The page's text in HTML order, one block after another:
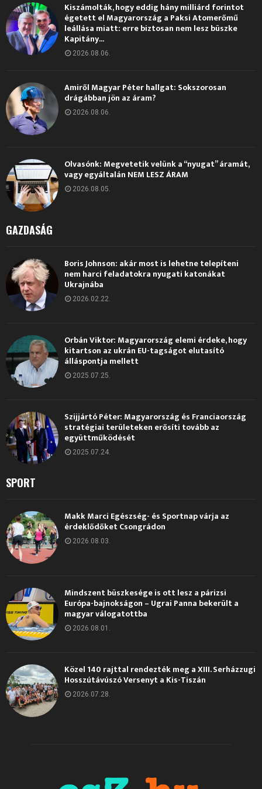
Kiszámolták, hogy eddig hány milliárd forintot
égetett el Magyarország a Paksi Atomerőmű
leállása miatt: erre biztosan nem lesz büszke
Kapitány...
2026.08.06.
Amiről Magyar Péter hallgat: Sokszorosan
drágábban jön az áram?
2026.08.06.
Olvasónk: Megvetetik velünk a “nyugat” áramát,
vagy egyáltalán NEM LESZ ÁRAM
2026.08.05.
GAZDASÁG
Boris Johnson: akár most is lehetne telepíteni
nem harci feladatokra nyugati katonákat
Ukrajnába
2026.02.22.
Orbán Viktor: Magyarország elemi érdeke, hogy
kitartson az ukrán EU-tagságot elutasító
álláspontja mellett
2025.07.25.
Szijjártó Péter: Magyarország és Franciaország
stratégiai területeken erősíti tovább az
együttműködését
2025.07.24.
SPORT
Makk Marci Egészség- és Sportnap várja az
érdeklődőket Csongrádon
2026.08.03.
Mindszent büszkesége is ott lesz a párizsi
Európa-bajnokságon – Ugrai Panna bekerült a
magyar válogatottba
2026.08.01.
Közel 140 rajttal rendezték meg a XIII. Serházzugi
Hosszútávúszó Versenyt a Kis-Tiszán
2026.07.28.